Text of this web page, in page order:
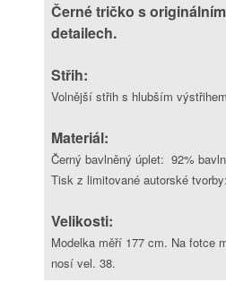
Černé tričko s
detailech.
Střih:
Volnější střih s hlubším
Materiál:
Černý bavlněný úplet: 92%
Tisk z limitované autorské
Velikosti:
Modelka měří 177 cm. Na fotce
nosí vel. 38.